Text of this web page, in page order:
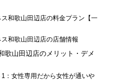
ス和歌山田辺店の料金プラン【一
ス和歌山田辺店の店舗情報
歌山田辺店のメリット・デメ
1：女性専用だから女性が通いや